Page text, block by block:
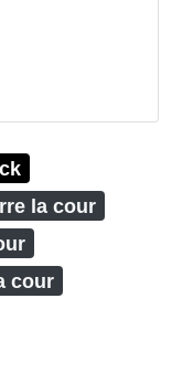
la cour
cour